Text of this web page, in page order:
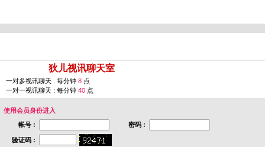
狄儿视讯聊天室
一对多视讯聊天 : 每分钟 8 点
一对一视讯聊天 : 每分钟 40 点
使用会员身份进入
帐号 :
密码 :
验证码 :